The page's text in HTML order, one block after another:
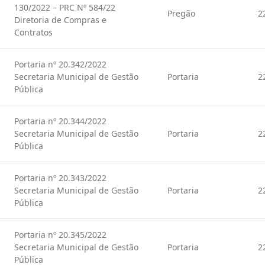
130/2022 – PRC Nº 584/22
Diretoria de Compras e
Contratos
Pregão
Portaria nº 20.342/2022
Secretaria Municipal de Gestão
Pública
Portaria
Portaria nº 20.344/2022
Secretaria Municipal de Gestão
Pública
Portaria
Portaria nº 20.343/2022
Secretaria Municipal de Gestão
Pública
Portaria
Portaria nº 20.345/2022
Secretaria Municipal de Gestão
Pública
Portaria